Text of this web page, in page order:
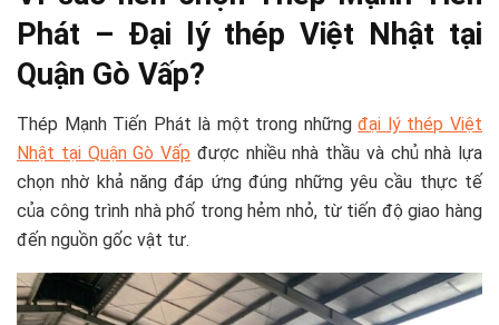
Phát – Đại lý thép Việt Nhật tại
Quận Gò Vấp?
Thép Mạnh Tiến Phát là một trong nhữngđại lý thép Việt
Nhật tại Quận Gò Vấp được nhiều nhà thầu và chủ nhà lựa
chọn nhờ khả năng đáp ứng đúng những yêu cầu thực tế
của công trình nhà phố trong hẻm nhỏ, từ tiến độ giao hàng
đến nguồn gốc vật tư.